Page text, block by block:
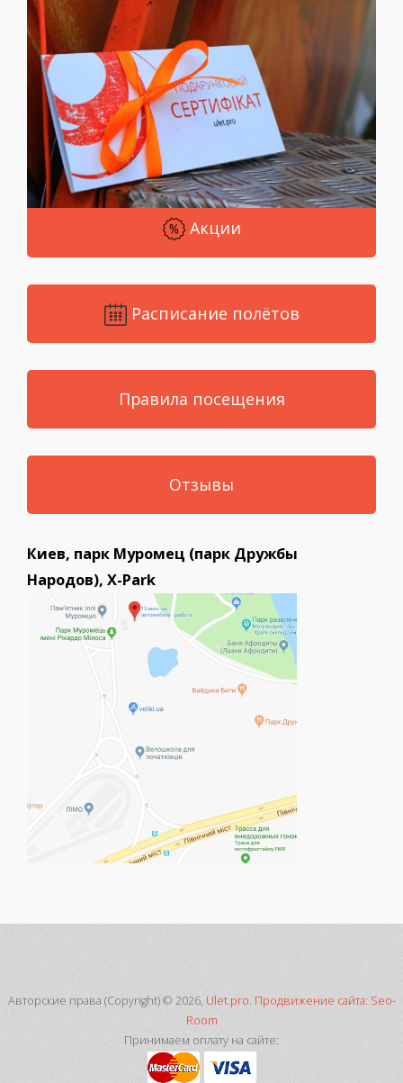
Акции
Расписание полётов
Правила посещения
Отзывы
Киев, парк Муромец (парк Дружбы
Народов), X-Park
Авторские права (Copyright) © 2026, Ulet.pro. Продвижение сайта: Seo-
Room
Принимаем оплату на сайте: